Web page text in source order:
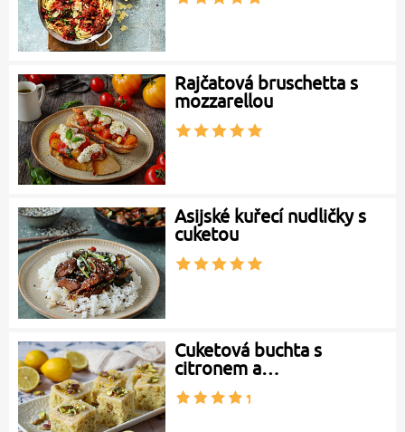
Rajčatová bruschetta s
mozzarellou
Asijské kuřecí nudličky s
cuketou
Cuketová buchta s
citronem a…